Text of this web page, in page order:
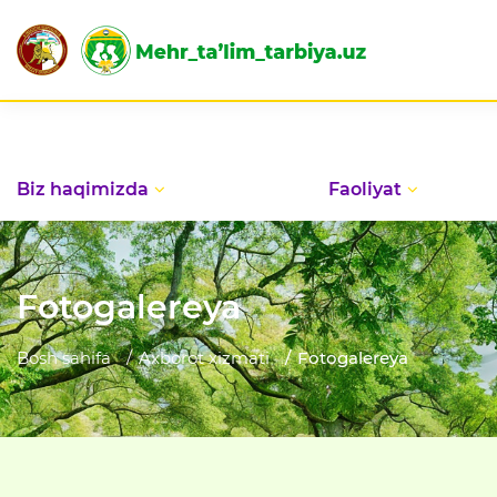
Biz haqimizda Faoliyat
Fotogalereya
Bosh sahifa Axborot xizmati Fotogalereya